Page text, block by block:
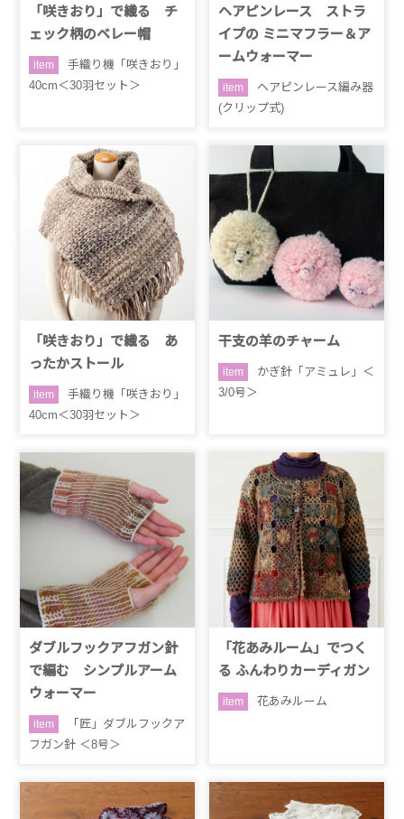
「咲きおり」で織る チ
ェック柄のベレー帽
item
手織り機「咲きおり」
40cm＜30羽セット＞
ヘアピンレース ストラ
イプの ミニマフラー＆ア
ームウォーマー
item
ヘアピンレース編み器
(クリップ式)
「咲きおり」で織る あ
ったかストール
item
手織り機「咲きおり」
40cm＜30羽セット＞
干支の羊のチャーム
item
かぎ針「アミュレ」＜
3/0号＞
ダブルフックアフガン針
で編む シンプルアーム
ウォーマー
item
「匠」ダブルフックア
フガン針 ＜8号＞
「花あみルーム」でつく
る ふんわりカーディガン
item 花あみルーム